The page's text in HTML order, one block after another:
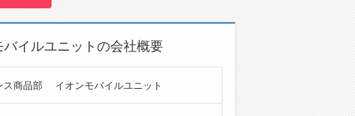
イルユニットの会社概要
商品部 イオンモバイルユニット